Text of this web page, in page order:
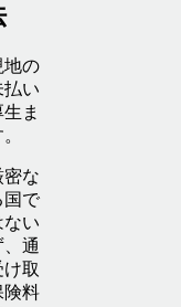
地の
い
ま
な
国で
ない
通
取
険料